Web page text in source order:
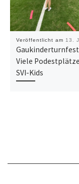
Veröffentlicht am 13.
Gaukinderturnfest
Viele
SVI-Kids